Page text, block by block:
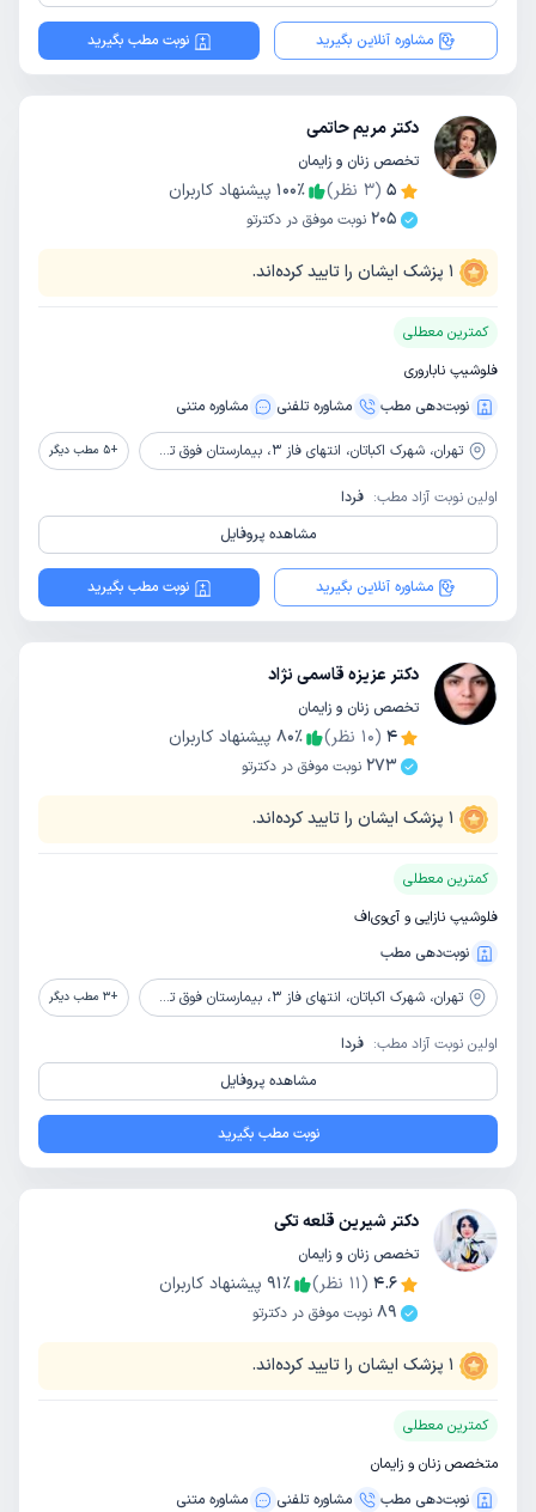
مشاوره آنلاین بگیرید نوبت مطب بگیرید
دکتر مریم حاتمی
تخصص زنان و زایمان
5
(
3 نظر) 100٪
پیشنهاد کاربران
205 نوبت موفق در دکترتو
1 پزشک ایشان را تایید کرده‌اند.
کمترین معطلی
فلوشیپ ناباروری
نوبت‌دهی مطب
مشاوره‌ تلفنی مشاوره‌ متنی
تهران، شهرک اکباتان، انتهای فاز 3، بیمارستان فوق تخصصی صارم +
5 مطب دیگر
اولین نوبت آزاد مطب: فردا
مشاهده پروفایل
مشاوره آنلاین بگیرید نوبت مطب بگیرید
دکتر عزیزه قاسمی نژاد
تخصص زنان و زایمان
4
(
10 نظر) 80٪
پیشنهاد کاربران
273 نوبت موفق در دکترتو
1 پزشک ایشان را تایید کرده‌اند.
کمترین معطلی
فلوشیپ نازایی و آی‌وی‌اف
نوبت‌دهی مطب
تهران، شهرک اکباتان، انتهای فاز 3، بیمارستان فوق تخصصی صارم +
3 مطب دیگر
اولین نوبت آزاد مطب: فردا
مشاهده پروفایل
نوبت مطب بگیرید
دکتر شیرین قلعه تکی
تخصص زنان و زایمان
4.6
(
11 نظر) 91٪
پیشنهاد کاربران
89 نوبت موفق در دکترتو
1 پزشک ایشان را تایید کرده‌اند.
کمترین معطلی
متخصص زنان و زایمان
نوبت‌دهی مطب
مشاوره‌ تلفنی مشاوره‌ متنی